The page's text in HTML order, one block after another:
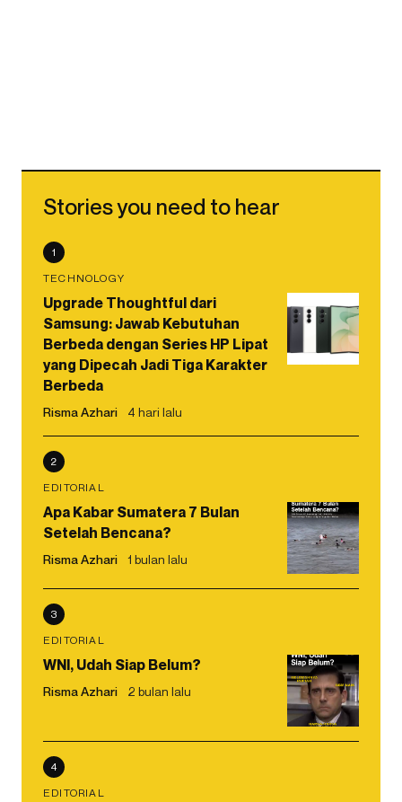
Stories you need to hear
1
TECHNOLOGY
Upgrade Thoughtful dari
Samsung: Jawab Kebutuhan
Berbeda dengan Series HP Lipat
yang Dipecah Jadi Tiga Karakter
Berbeda
Risma Azhari 4 hari lalu
2
EDITORIAL
Apa Kabar Sumatera 7 Bulan
Setelah Bencana?
Risma Azhari 1 bulan lalu
3
EDITORIAL
WNI, Udah Siap Belum?
Risma Azhari 2 bulan lalu
4
EDITORIAL